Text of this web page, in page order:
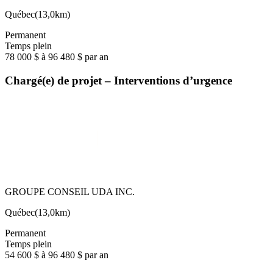
Québec(13,0km)
Permanent
Temps plein
78 000 $ à 96 480 $ par an
Chargé(e) de projet – Interventions d’urgence
GROUPE CONSEIL UDA INC.
Québec(13,0km)
Permanent
Temps plein
54 600 $ à 96 480 $ par an